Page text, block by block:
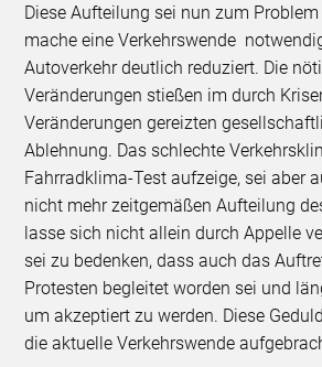
Diese Aufteilung sei nun zum
mache eine Verkehrswende
Autoverkehr deutlich reduziert. Die
Veränderungen stießen im durch
Veränderungen gereizten
Ablehnung. Das schlechte
Fahrradklima-Test aufzeige, sei aber
nicht mehr zeitgemäßen Aufteilung
lasse sich nicht allein durch Appelle
sei zu bedenken, dass auch das
Protesten begleitet worden sei und
um akzeptiert zu werden. Diese
die aktuelle Verkehrswende